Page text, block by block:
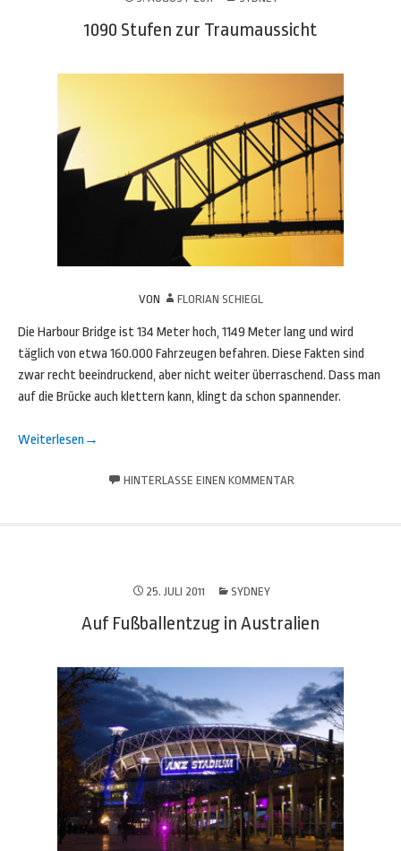
1090 Stufen zur Traumaussicht
VON FLORIAN SCHIEGL
Die Harbour Bridge ist 134 Meter hoch, 1149 Meter lang und wird
täglich von etwa 160.000 Fahrzeugen befahren. Diese Fakten sind
zwar recht beeindruckend, aber nicht weiter überraschend. Dass man
auf die Brücke auch klettern kann, klingt da schon spannender.
Weiterlesen →
HINTERLASSE EINEN KOMMENTAR
25. JULI 2011 SYDNEY
Auf Fußballentzug in Australien